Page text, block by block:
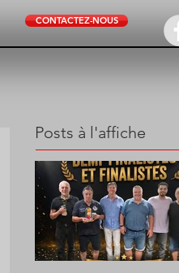
CONTACTEZ-NOUS
Posts à l'affiche